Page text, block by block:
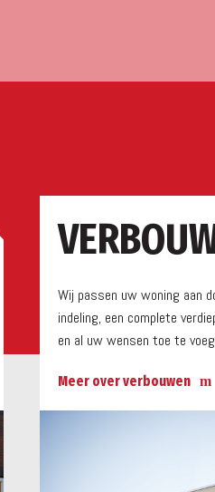
Wij passen uw woning aan
indeling, een complete
en al uw wensen toe te
Meer over verbouwen